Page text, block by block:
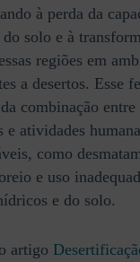
à perda da
solo e à
regiões em
a desertos. Esse
combinação entre
e atividades
como
e uso
e do solo.
artigo